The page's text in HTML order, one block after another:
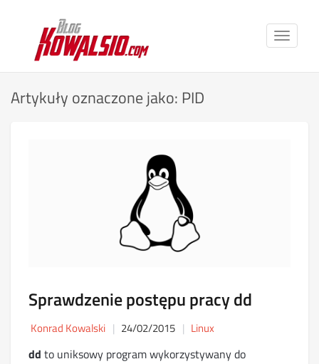
Toggle
Artykuły oznaczone jako: PID
Sprawdzenie postępu pracy dd
Konrad Kowalski 24/02/2015 Linux
dd to uniksowy program wykorzystywany do